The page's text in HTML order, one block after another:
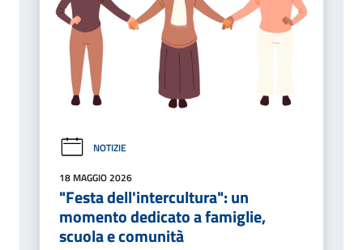
NOTIZIE
18 MAGGIO 2026
"Festa dell'intercultura": un
momento dedicato a famiglie,
scuola e comunità